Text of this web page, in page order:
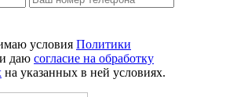
условия Политики
и даю согласие на обработку
на указанных в ней условиях.